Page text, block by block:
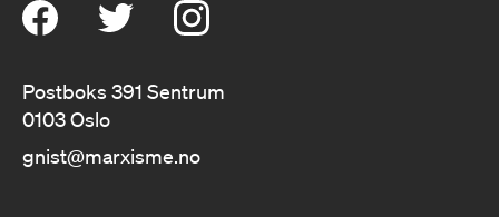
Postboks 391 Sentrum
0103 Oslo
gnist@marxisme.no